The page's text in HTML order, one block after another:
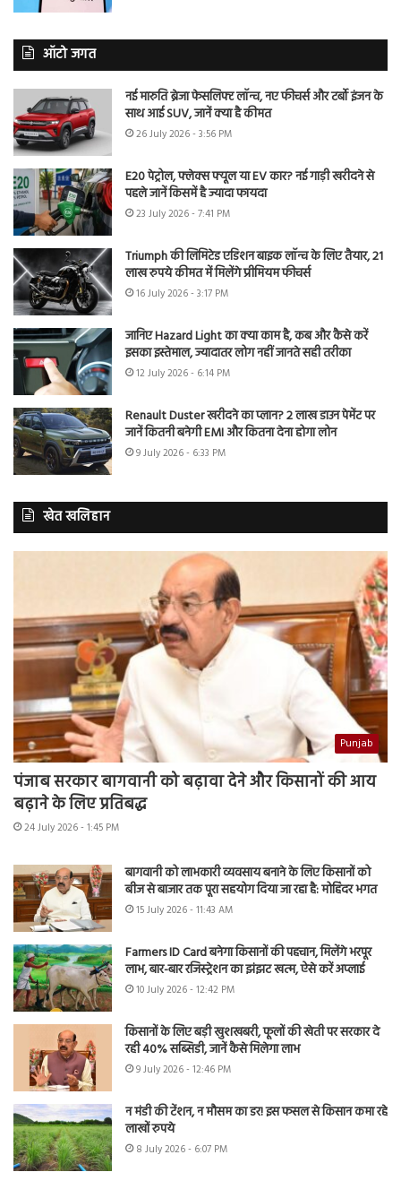
ऑटो जगत
नई मारुति ब्रेजा फेसलिफ्ट लॉन्च, नए फीचर्स और टर्बो इंजन के
साथ आई SUV, जानें क्या है कीमत
26 July 2026 - 3:56 PM
E20 पेट्रोल, फ्लेक्स फ्यूल या EV कार? नई गाड़ी खरीदने से
पहले जानें किसमें है ज्यादा फायदा
23 July 2026 - 7:41 PM
Triumph की लिमिटेड एडिशन बाइक लॉन्च के लिए तैयार, 21
लाख रुपये कीमत में मिलेंगे प्रीमियम फीचर्स
16 July 2026 - 3:17 PM
जानिए Hazard Light का क्या काम है, कब और कैसे करें
इसका इस्तेमाल, ज्यादातर लोग नहीं जानते सही तरीका
12 July 2026 - 6:14 PM
Renault Duster खरीदने का प्लान? 2 लाख डाउन पेमेंट पर
जानें कितनी बनेगी EMI और कितना देना होगा लोन
9 July 2026 - 6:33 PM
खेत खलिहान
Punjab
पंजाब सरकार बागवानी को बढ़ावा देने और किसानों की आय
बढ़ाने के लिए प्रतिबद्ध
24 July 2026 - 1:45 PM
बागवानी को लाभकारी व्यवसाय बनाने के लिए किसानों को
बीज से बाजार तक पूरा सहयोग दिया जा रहा है: मोहिंदर भगत
15 July 2026 - 11:43 AM
Farmers ID Card बनेगा किसानों की पहचान, मिलेंगे भरपूर
लाभ, बार-बार रजिस्ट्रेशन का झंझट खत्म, ऐसे करें अप्लाई
10 July 2026 - 12:42 PM
किसानों के लिए बड़ी खुशखबरी, फूलों की खेती पर सरकार दे
रही 40% सब्सिडी, जानें कैसे मिलेगा लाभ
9 July 2026 - 12:46 PM
न मंडी की टेंशन, न मौसम का डर! इस फसल से किसान कमा रहे
लाखों रुपये
8 July 2026 - 6:07 PM